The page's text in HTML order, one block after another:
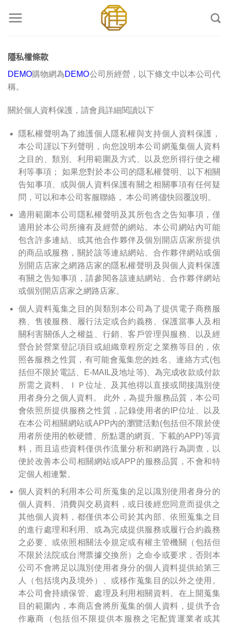
隱私權條款
DEMO購物網為DEMO公司所經營，以下條文中以本公司代
稱。
關於個人資料保護，請會員詳細閱讀以下
隱私權聲明為了維護個人隱私權與支持個人資料保護，
本公司謹以下列聲明，向您說明本公司網蒐集個人資料
之目的、類別、利用範圍及方式、以及您所得行使之權
利等事項； 如果您對於本公司的隱私權聲明、以下相關
告知事項、或與個人資料保護有關之相關事項有任何疑
問，可以和本公司客服聯絡， 本公司將儘快回覆說明。
適用範圍本公司隱私權聲明及其所包含之告知事項，僅
適用於本公司所擁有及經營的網站。本公司網站內可能
包含許多連結、或其他合作夥伴及個別開店店家所提供
的商品或服務，關於該等連結網站、合作夥伴網站或個
別開店店家之網路店家的隱私權聲明及與個人資料保護
有關之告知事項，請參閱各該連結網站、合作夥伴網站
或個別開店店家之網路店家。
個人資料蒐集之目的與類別 本公司為了提供電子商務服
務、售後服務、履行法定或合約義務、保護當事人及相
關利害關係人之權益、行銷、客戶管理與服務、以及經
營合於營業登記項目或組織章程所定之業務等目的，依
照各服務之性質，有可能會蒐集您的姓名、連絡方式(包
括但不限於電話、E-MAIL及地址等)、為完成收款或付款
所需之資料、ＩＰ位址、及其他得以直接或間接識別使
用者身分之個人資料。 此外，為提升服務品質，本公司
會依照所提供服務之性質，記錄使用者的IP位址、以及
在本公司相關網站或APP內的瀏覽活動(包括但不限於使
用者所使用的軟硬體、所點選的網頁、下載的APP)等資
料，而且這些資料僅供作流量分析和網路行為調查，以
便於改善本公司相關網站或APP的服務品質，不會和特
定個人相連繫。
個人資料的利用 本公司所蒐集的足以識別使用者身分的
個人資料、消費與交易資料，或日後經您同意而提供之
其他個人資料，都僅供本公司於其內部、依照蒐集之目
的進行處理和利用、或為完成提供服務或履行合約義務
之必要、或依照相關法令規定或有權主管機關（包括但
不限於法院或台灣票據交換所）之命令或要求，否則本
公司不會將足以識別使用者身分的個人資料提供給第三
人（包括境內及境外）、或移作蒐集目的以外之使用。
本公司會持續保管、處理及利用相關資料。在上開蒐集
目的範圍內，本商店會將所蒐集的個人資料，提供予合
作廠商（包括但不限提供本服務之宅配貨運業者或其